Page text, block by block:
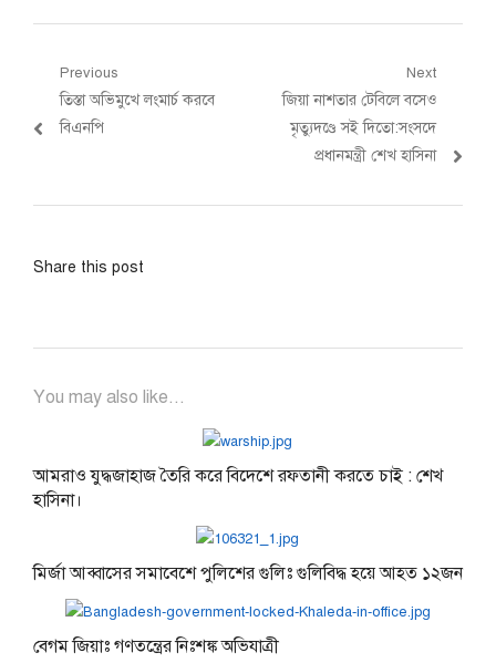
Post
navigation
Previous
Previous
post:
তিস্তা অভিমুখে লংমার্চ করবে
বিএনপি
Next
Next
post:
জিয়া নাশতার টেবিলে বসেও
মৃত্যুদণ্ডে সই দিতো:সংসদে
প্রধানমন্ত্রী শেখ হাসিনা
Share this post
You may also like...
আমরাও যুদ্ধজাহাজ তৈরি করে বিদেশে রফতানী করতে চাই : শেখ
হাসিনা।
মির্জা আব্বাসের সমাবেশে পুলিশের গুলিঃ গুলিবিদ্ধ হয়ে আহত ১২জন
বেগম জিয়াঃ গণতন্ত্রের নিঃশঙ্ক অভিযাত্রী